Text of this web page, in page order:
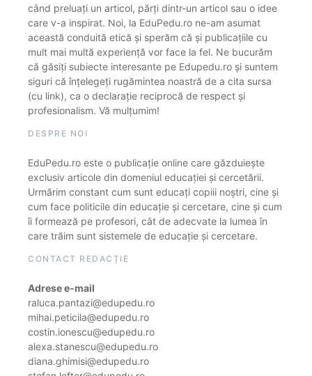
când preluați un articol, părți dintr-un articol sau o idee
care v-a inspirat. Noi, la EduPedu.ro ne-am asumat
această conduită etică și sperăm că și publicațiile cu
mult mai multă experiență vor face la fel. Ne bucurăm
că găsiți subiecte interesante pe Edupedu.ro și suntem
siguri că înțelegeți rugămintea noastră de a cita sursa
(cu link), ca o declarație reciprocă de respect și
profesionalism. Vă mulțumim!
DESPRE NOI
EduPedu.ro este o publicație online care găzduiește
exclusiv articole din domeniul educației și cercetării.
Urmărim constant cum sunt educați copiii noștri, cine și
cum face politicile din educație și cercetare, cine și cum
îi formează pe profesori, cât de adecvate la lumea în
care trăim sunt sistemele de educație și cercetare.
CONTACT REDACȚIE
Adrese e-mail
raluca.pantazi@edupedu.ro
mihai.peticila@edupedu.ro
costin.ionescu@edupedu.ro
alexa.stanescu@edupedu.ro
diana.ghimisi@edupedu.ro